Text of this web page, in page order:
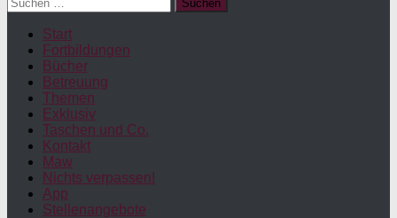
nach:
Start
Fortbildungen
Bücher
Betreuung
Themen
Exklusiv
Taschen und Co.
Kontakt
Maw
Nichts verpassen!
App
Stellenangebote